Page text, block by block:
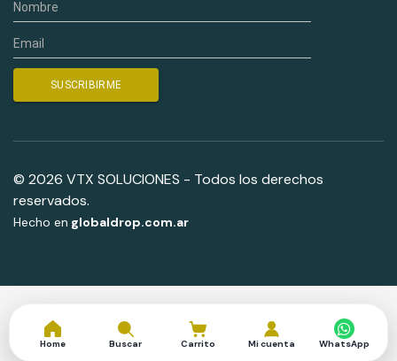
© 2026 VTX SOLUCIONES - Todos los derechos
reservados.
Hecho en globaldrop.com.ar
Home Buscar Carrito Mi cuenta